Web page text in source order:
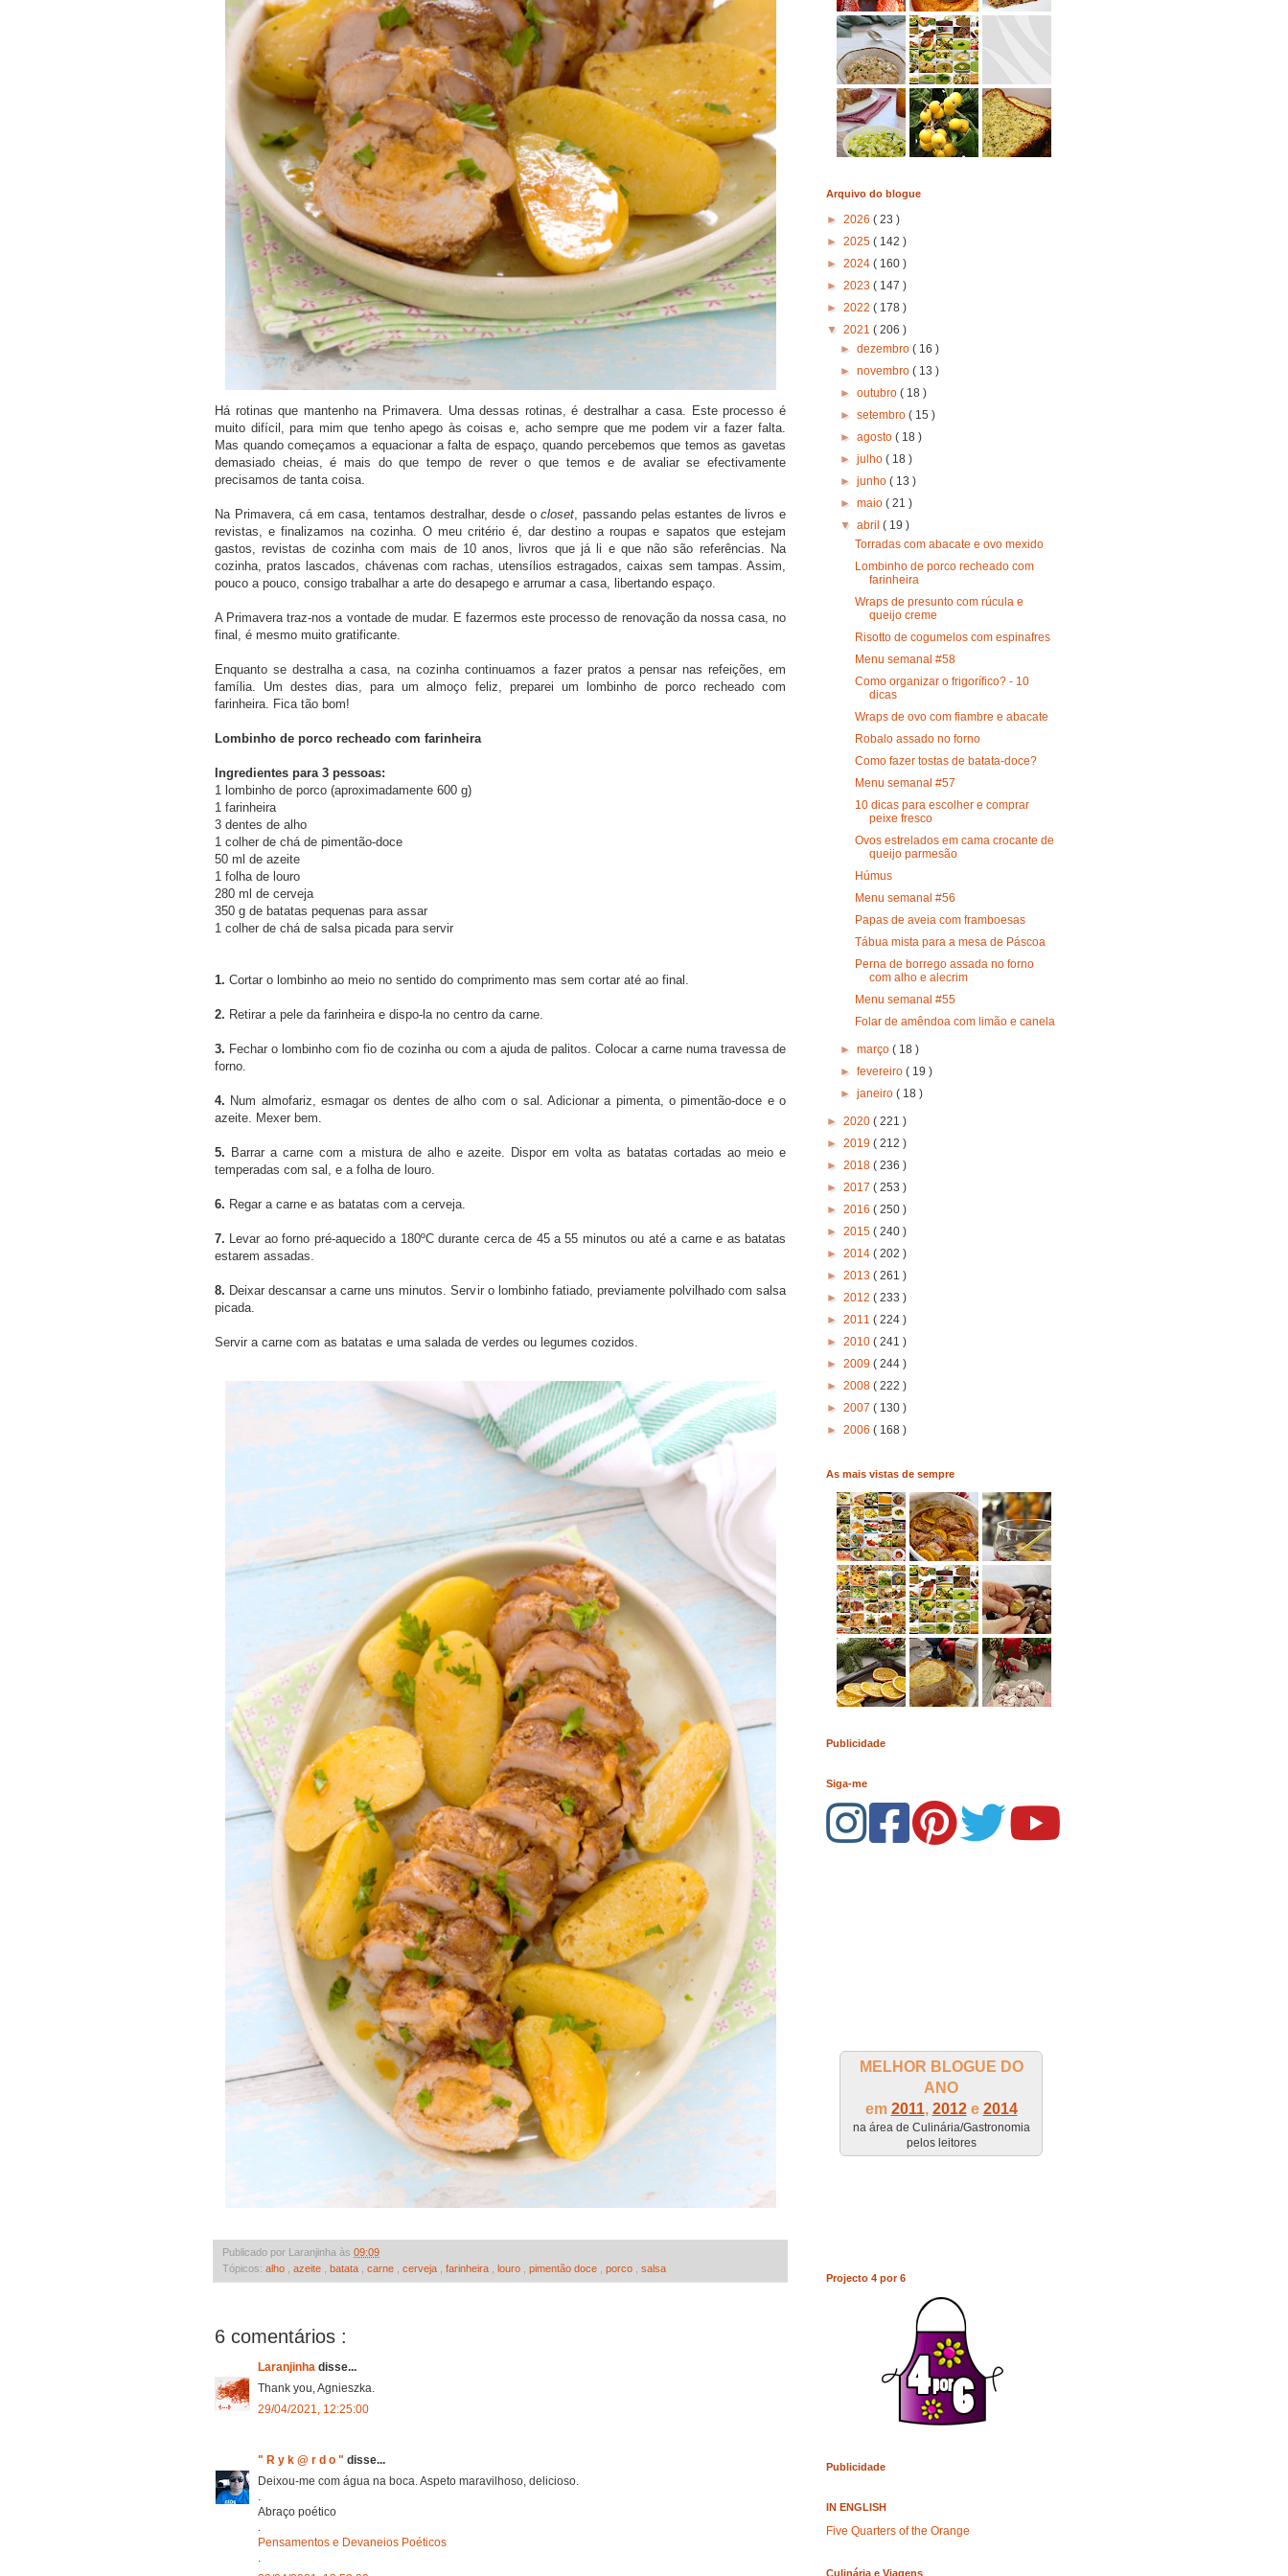
Há rotinas que mantenho na Primavera. Uma dessas rotinas, é destralhar a casa. Este processo é
muito difícil, para mim que tenho apego às coisas e, acho sempre que me podem vir a fazer falta.
Mas quando começamos a equacionar a falta de espaço, quando percebemos que temos as gavetas
demasiado cheias, é mais do que tempo de rever o que temos e de avaliar se efectivamente
precisamos de tanta coisa.
Na Primavera, cá em casa, tentamos destralhar, desde ocloset , passando pelas estantes de livros e
revistas, e finalizamos na cozinha. O meu critério é, dar destino a roupas e sapatos que estejam
gastos, revistas de cozinha com mais de 10 anos, livros que já li e que não são referências. Na
cozinha, pratos lascados, chávenas com rachas, utensílios estragados, caixas sem tampas. Assim,
pouco a pouco, consigo trabalhar a arte do desapego e arrumar a casa, libertando espaço.
A Primavera traz-nos a vontade de mudar. E fazermos este processo de renovação da nossa casa, no
final, é mesmo muito gratificante.
Enquanto se destralha a casa, na cozinha continuamos a fazer pratos a pensar nas refeições, em
família. Um destes dias, para um almoço feliz, preparei um lombinho de porco recheado com
farinheira. Fica tão bom!
Lombinho de porco recheado com farinheira
Ingredientes para 3 pessoas:
1 lombinho de porco (aproximadamente 600 g)
1 farinheira
3 dentes de alho
1 colher de chá de pimentão-doce
50 ml de azeite
1 folha de louro
280 ml de cerveja
350 g de batatas pequenas para assar
1 colher de chá de salsa picada para servir
1. Cortar o lombinho ao meio no sentido do comprimento mas sem cortar até ao final.
2. Retirar a pele da farinheira e dispo-la no centro da carne.
3. Fechar o lombinho com fio de cozinha ou com a ajuda de palitos. Colocar a carne numa travessa de
forno.
4. Num almofariz, esmagar os dentes de alho com o sal. Adicionar a pimenta, o pimentão-doce e o
azeite. Mexer bem.
5. Barrar a carne com a mistura de alho e azeite. Dispor em volta as batatas cortadas ao meio e
temperadas com sal, e a folha de louro.
6. Regar a carne e as batatas com a cerveja.
7. Levar ao forno pré-aquecido a 180ºC durante cerca de 45 a 55 minutos ou até a carne e as batatas
estarem assadas.
8. Deixar descansar a carne uns minutos. Servir o lombinho fatiado, previamente polvilhado com salsa
picada.
Servir a carne com as batatas e uma salada de verdes ou legumes cozidos.
Publicado por Laranjinha às 09:09
Tópicos: alho azeite batata carne cerveja farinheira louro pimentão doce porco salsa
6 comentários :
Laranjinha disse...
Thank you, Agnieszka.
29/04/2021, 12:25:00
" R y k @ r d o " disse...
Deixou-me com água na boca. Aspeto maravilhoso, delicioso.
Abraço poético
Pensamentos e Devaneios Poéticos
Arquivo do blogue
► 2026 ( 23 )
► 2025 ( 142 )
► 2024 ( 160 )
► 2023 ( 147 )
► 2022 ( 178 )
▼ 2021 ( 206 )
►dezembro( 16 )
►novembro( 13 )
►outubro( 18 )
►setembro( 15 )
►agosto( 18 )
►julho( 18 )
►junho( 13 )
►maio( 21 )
▼abril( 19 )
Torradas com abacate e ovo mexido
Lombinho de porco recheado com
farinheira
Wraps de presunto com rúcula e
queijo creme
Risotto de cogumelos com espinafres
Menu semanal #58
Como organizar o frigorífico? - 10
dicas
Wraps de ovo com fiambre e abacate
Robalo assado no forno
Como fazer tostas de batata-doce?
Menu semanal #57
10 dicas para escolher e comprar
peixe fresco
Ovos estrelados em cama crocante de
queijo parmesão
Húmus
Menu semanal #56
Papas de aveia com framboesas
Tábua mista para a mesa de Páscoa
Perna de borrego assada no forno
com alho e alecrim
Menu semanal #55
Folar de amêndoa com limão e canela
►março( 18 )
►fevereiro( 19 )
►janeiro( 18 )
► 2020 ( 221 )
► 2019 ( 212 )
► 2018 ( 236 )
► 2017 ( 253 )
► 2016 ( 250 )
► 2015 ( 240 )
► 2014 ( 202 )
► 2013 ( 261 )
► 2012 ( 233 )
► 2011 ( 224 )
► 2010 ( 241 )
► 2009 ( 244 )
► 2008 ( 222 )
► 2007 ( 130 )
► 2006 ( 168 )
As mais vistas de sempre
Publicidade
Siga-me
MELHOR BLOGUE DO
ANO
em 2011, 2012e 2014
na área de Culinária/Gastronomia
pelos leitores
Projecto 4 por 6
Publicidade
IN ENGLISH
Five Quarters of the Orange
Culinária e Viagens